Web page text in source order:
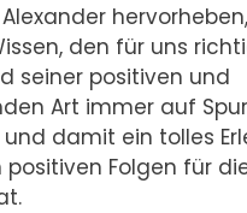
den für uns
seiner positiven und
Art immer auf Spur
damit ein tolles
Folgen für